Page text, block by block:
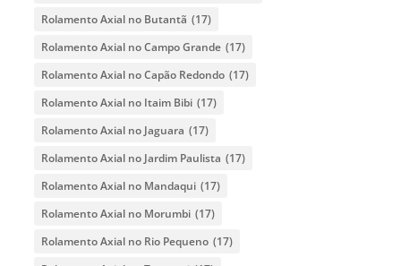
Rolamento Axial no Butantã (17)
Rolamento Axial no Campo Grande (17)
Rolamento Axial no Capão Redondo (17)
Rolamento Axial no Itaim Bibi (17)
Rolamento Axial no Jaguara (17)
Rolamento Axial no Jardim Paulista (17)
Rolamento Axial no Mandaqui (17)
Rolamento Axial no Morumbi (17)
Rolamento Axial no Rio Pequeno (17)